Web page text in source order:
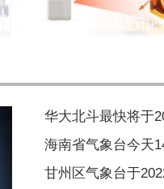
电视和投影仪深度对比
华大北斗最快将于
海南省气象台今天
甘州区气象台于